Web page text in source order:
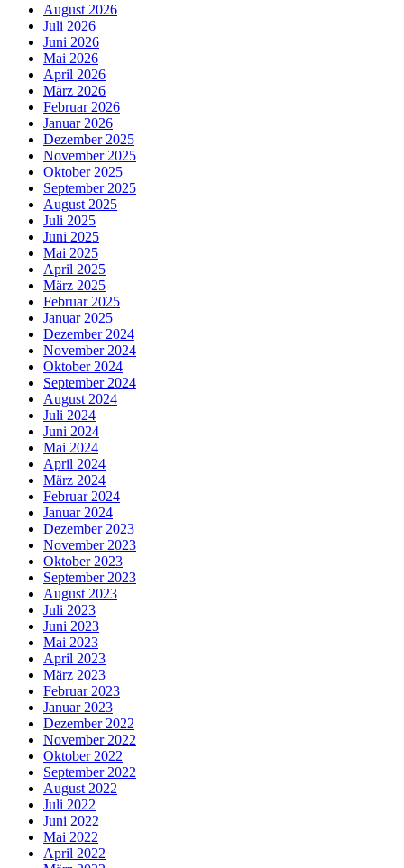
August 2026
Juli 2026
Juni 2026
Mai 2026
April 2026
März 2026
Februar 2026
Januar 2026
Dezember 2025
November 2025
Oktober 2025
September 2025
August 2025
Juli 2025
Juni 2025
Mai 2025
April 2025
März 2025
Februar 2025
Januar 2025
Dezember 2024
November 2024
Oktober 2024
September 2024
August 2024
Juli 2024
Juni 2024
Mai 2024
April 2024
März 2024
Februar 2024
Januar 2024
Dezember 2023
November 2023
Oktober 2023
September 2023
August 2023
Juli 2023
Juni 2023
Mai 2023
April 2023
März 2023
Februar 2023
Januar 2023
Dezember 2022
November 2022
Oktober 2022
September 2022
August 2022
Juli 2022
Juni 2022
Mai 2022
April 2022